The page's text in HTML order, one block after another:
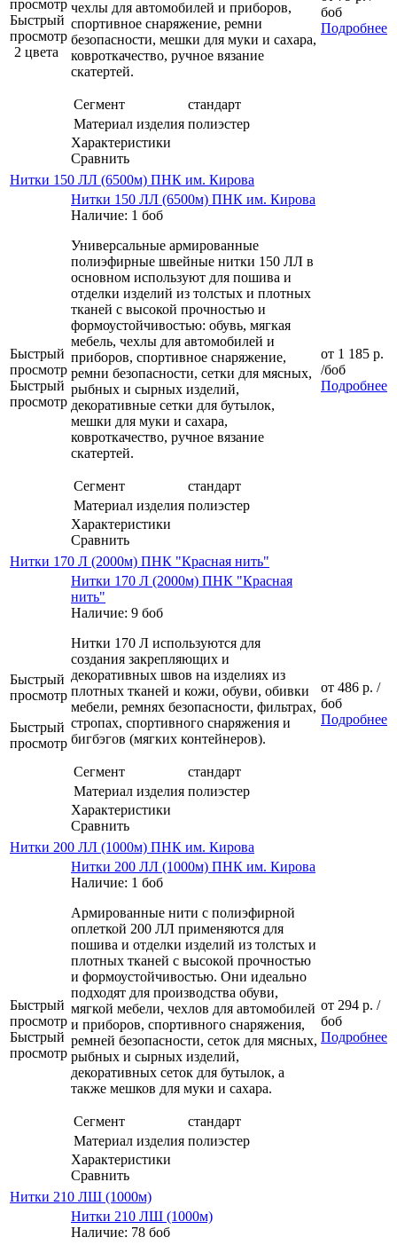
просмотр
Быстрый
просмотр
2 цвета
чехлы для автомобилей и приборов,
спортивное снаряжение, ремни
безопасности, мешки для муки и сахара,
ковроткачество, ручное вязание
скатертей.
Сегмент
стандарт
Материал изделия полиэстер
Характеристики
Сравнить
боб
Подробнее
Нитки 150 ЛЛ (6500м) ПНК им. Кирова
Быстрый
просмотр
Быстрый
просмотр
Нитки 150 ЛЛ (6500м) ПНК им. Кирова
Наличие: 1 боб
Универсальные армированные
полиэфирные швейные нитки 150 ЛЛ в
основном используют для пошива и
отделки изделий из толстых и плотных
тканей с высокой прочностью и
формоустойчивостью: обувь, мягкая
мебель, чехлы для автомобилей и
приборов, спортивное снаряжение,
ремни безопасности, сетки для мясных,
рыбных и сырных изделий,
декоративные сетки для бутылок,
мешки для муки и сахара,
ковроткачество, ручное вязание
скатертей.
Сегмент
стандарт
Материал изделия полиэстер
Характеристики
Сравнить
от 1 185 р.
/боб
Подробнее
Нитки 170 Л (2000м) ПНК "Красная нить"
Быстрый
просмотр
Быстрый
просмотр
Нитки 170 Л (2000м) ПНК "Красная
нить"
Наличие: 9 боб
Нитки 170 Л используются для
создания закрепляющих и
декоративных швов на изделиях из
плотных тканей и кожи, обуви, обивки
мебели, ремнях безопасности, фильтрах,
стропах, спортивного снаряжения и
бигбэгов (мягких контейнеров).
Сегмент
стандарт
Материал изделия полиэстер
Характеристики
Сравнить
от 486 р. /
боб
Подробнее
Нитки 200 ЛЛ (1000м) ПНК им. Кирова
Быстрый
просмотр
Быстрый
просмотр
Нитки 200 ЛЛ (1000м) ПНК им. Кирова
Наличие: 1 боб
Армированные нити с полиэфирной
оплеткой 200 ЛЛ применяются для
пошива и отделки изделий из толстых и
плотных тканей с высокой прочностью
и формоустойчивостью. Они идеально
подходят для производства обуви,
мягкой мебели, чехлов для автомобилей
и приборов, спортивного снаряжения,
ремней безопасности, сеток для мясных,
рыбных и сырных изделий,
декоративных сеток для бутылок, а
также мешков для муки и сахара.
Сегмент
стандарт
Материал изделия полиэстер
Характеристики
Сравнить
от 294 р. /
боб
Подробнее
Нитки 210 ЛШ (1000м)
Нитки 210 ЛШ (1000м)
Наличие: 78 боб